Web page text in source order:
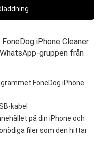
iPhone Cleaner
gruppen från
FoneDog iPhone
kabel
på din iPhone och
filer som den hittar